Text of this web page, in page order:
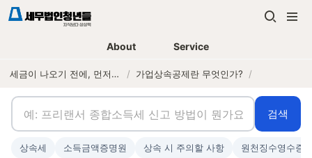
About Service
세금이 나오기 전에, 먼저 연락하는 세무법인 / 가업상속공제란 무엇인가? /
검색
상속세 소득금액증명원 상속 시 주의할 사항 원천징수영수증